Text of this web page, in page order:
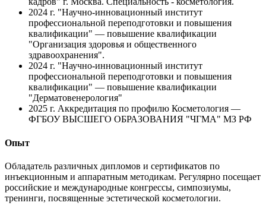
2024 г. "Научно-инновационный институт
профессиональной переподготовки и повышения
квалификации" — повышение квалификации
"Организация здоровья и общественного
здравоохранения".
2024 г. "Научно-инновационный институт
профессиональной переподготовки и повышения
квалификации" — повышение квалификации
"Дерматовенерология"
2025 г. Аккредитация по профилю Косметология —
ФГБОУ ВЫСШЕГО ОБРАЗОВАНИЯ "ЧГМА" МЗ РФ
Опыт
Обладатель различных дипломов и сертификатов по
инъекционным и аппаратным методикам. Регулярно посещает
российские и международные конгрессы, симпозиумы,
тренинги, посвященные эстетической косметологии.